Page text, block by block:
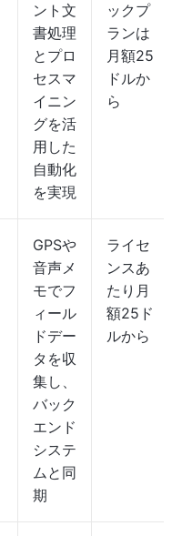
ント文
書処理
とプロ
セスマ
イニン
グを活
用した
自動化
を実現
ックプ
ランは
月額25
ドルか
ら
GPSや
音声メ
モでフ
ィール
ドデー
タを収
集し、
バック
エンド
システ
ムと同
期
ライセ
ンスあ
たり月
額25ド
ルから